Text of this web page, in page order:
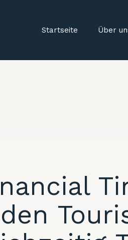
Startseite Über
den